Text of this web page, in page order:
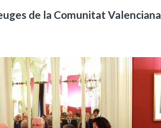
de la Comunitat Valenciana